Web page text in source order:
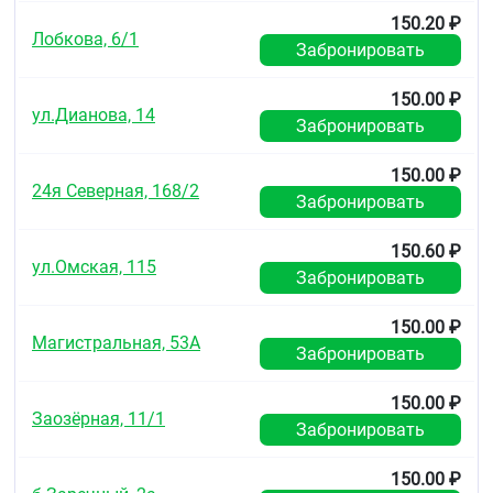
фенилбутазон, трициклические антидепрессанты)
увеличивают продукцию гидроксилированных
активных метаболитов, повышая риск развития
тяжёлых интоксикаций. Ингибиторы
микросомального окисления — снижают риск
развития гепатотоксического действия.
вазодилататоров и натрийуретический эффект
фуросемида и гидрохлоротиазида.
препаратов. Усиливает действие непрямых
антикоагулянтов, антиагрегантов,
фибринолитиков (что повышает риск развития
кровотечений): Усиливает побочные эффекты
минералокортикостероидов,
глюкокортикостероидов (повышается опасность
этанола усиливает гипогликемический эффект
производных сульфонилмочевины.
Лобкова, 6/1
150.20 ₽
Забронировать
ул.Дианова, 14
150.00 ₽
Забронировать
24я Северная, 168/2
150.00 ₽
Забронировать
ул.Омская, 115
150.60 ₽
Забронировать
Магистральная, 53А
150.00 ₽
Забронировать
Заозёрная, 11/1
150.00 ₽
Забронировать
150.00 ₽